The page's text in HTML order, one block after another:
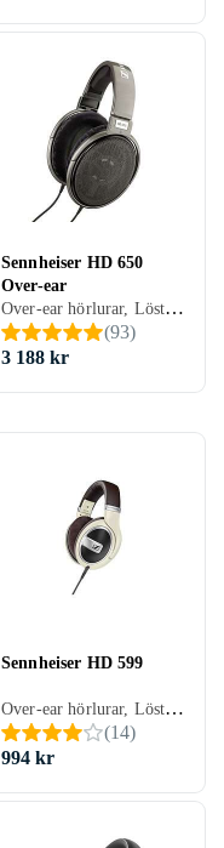
Sennheiser HD 650
Over-ear
Over-ear hörlurar, Löstagbar kabel, Svart, Silver, Grå, Röd
(93)
3 188 kr
Sennheiser HD 599
Over-ear hörlurar, Löstagbar kabel, Svart, Silver, Brun, Beige
(14)
994 kr